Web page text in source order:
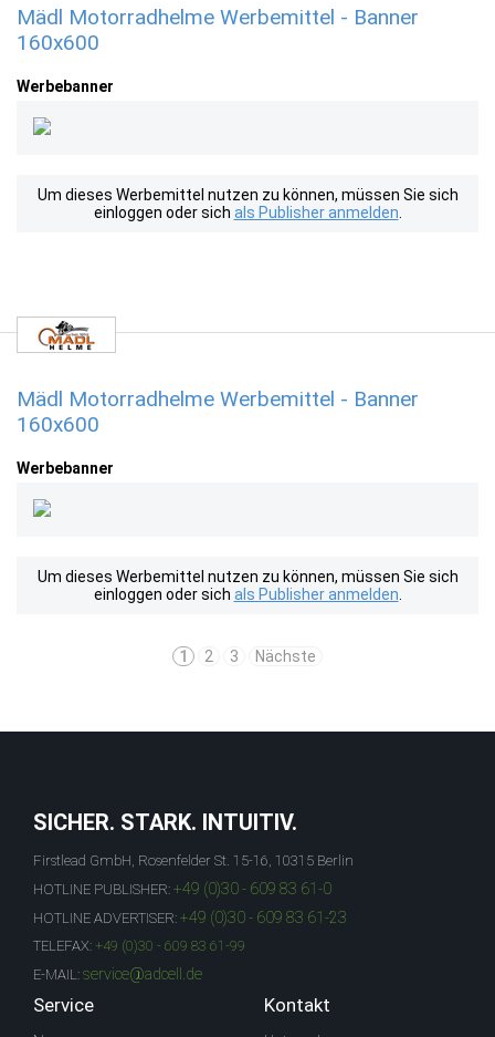
Mädl Motorradhelme Werbemittel - Banner
160x600
Werbebanner
Um dieses Werbemittel nutzen zu können, müssen Sie sich
einloggen oder sich als Publisher anmelden
Mädl Motorradhelme Werbemittel - Banner
160x600
Werbebanner
Um dieses Werbemittel nutzen zu können, müssen Sie sich
einloggen oder sich als Publisher anmelden
1 2 3 Nächste
SICHER. STARK. INTUITIV.
Firstlead GmbH, Rosenfelder St. 15-16, 10315 Berlin
HOTLINE PUBLISHER: +49 (0)30 - 609 83 61-0
HOTLINE ADVERTISER: +49 (0)30 - 609 83 61-23
TELEFAX: +49 (0)30 - 609 83 61-99
E-MAIL: service@adcell.de
Service Kontakt